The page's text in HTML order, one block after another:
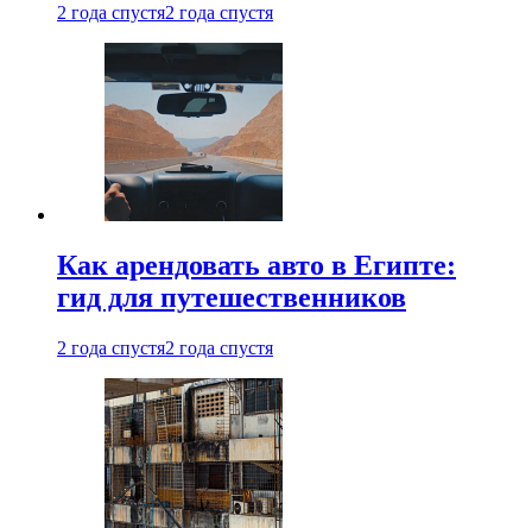
2 года спустя2 года спустя
Как арендовать авто в Египте:
гид для путешественников
2 года спустя2 года спустя